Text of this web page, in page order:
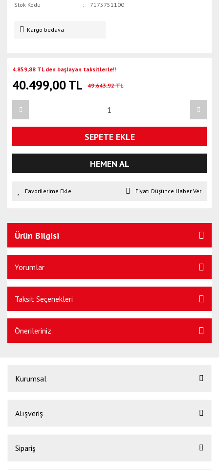
Stok Kodu
7175751100
Kargo bedava
4.859,88 TL den başlayan taksitlerle!!
40.499,00 TL 49.643,92 TL
SEPETE EKLE
HEMEN AL
Fiyatı Düşünce Haber Ver
Ürün Bilgisi
Yorumlar
Taksit Seçenekleri
Önerileriniz
Kurumsal
Alışveriş
Sipariş